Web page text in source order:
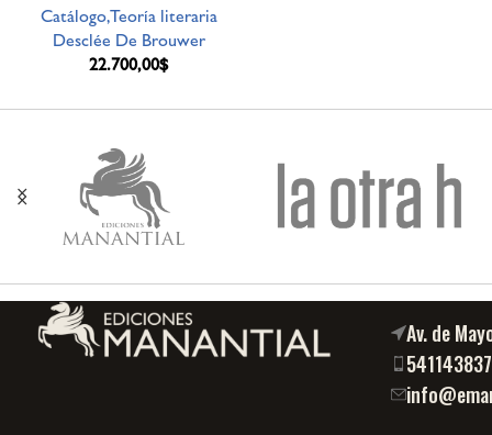
Catálogo,Teoría literaria
Desclée De Brouwer
22.700,00$
Av. de